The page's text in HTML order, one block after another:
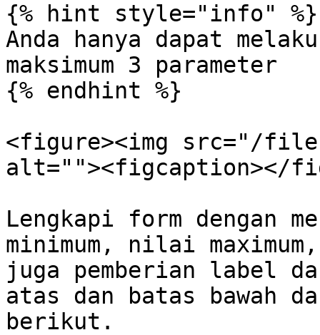
{% hint style="info" %}
Anda hanya dapat
maksimum 3 parameter
{% endhint %}
<figure><img src="/files/
alt=""><figcaption></
Lengkapi form dengan
minimum, nilai
juga pemberian label
atas dan batas bawah
berikut.